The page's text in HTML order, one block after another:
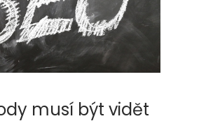
musí být vidět